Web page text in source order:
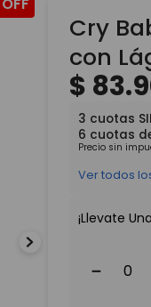
Cry
con
$ 83.
3 cuotas
6 cuotas
Precio sin
Ver todos
¡Llevate
－